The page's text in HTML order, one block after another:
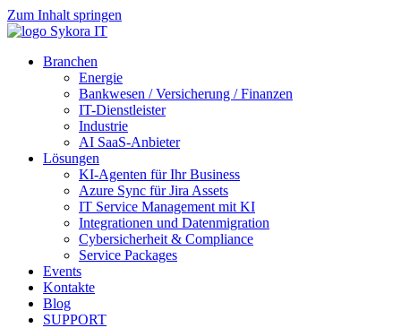
Zum Inhalt springen
Branchen
Energie
Bankwesen / Versicherung / Finanzen
IT-Dienstleister
Industrie
AI SaaS-Anbieter
Lösungen
KI-Agenten für Ihr Business
Azure Sync für Jira Assets
IT Service Management mit KI
Integrationen und Datenmigration
Cybersicherheit & Compliance
Service Packages
Events
Kontakte
Blog
SUPPORT